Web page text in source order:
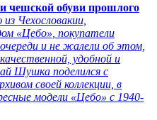
чешской обуви прошлого
Чехословакии,
«Цебо», покупатели
и не жалели об этом,
удобной и
Шушка поделился с
своей коллекции, в
модели «Цебо» с 1940-